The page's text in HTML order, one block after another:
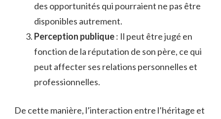
des opportunités qui pourraient ne pas être
disponibles autrement.
Perception publique: Il peut être jugé en
fonction de la réputation de son père, ce qui
peut affecter ses relations personnelles et
professionnelles.
De cette manière, l’interaction entre l’héritage et